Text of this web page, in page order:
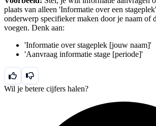
plaats van alleen 'Informatie over een
onderwerp specifieker maken door je naam of
voegen. Denk aan:
'Informatie over stageplek [jouw naam]'
'Aanvraag informatie stage [periode]'
Wil je betere cijfers halen?